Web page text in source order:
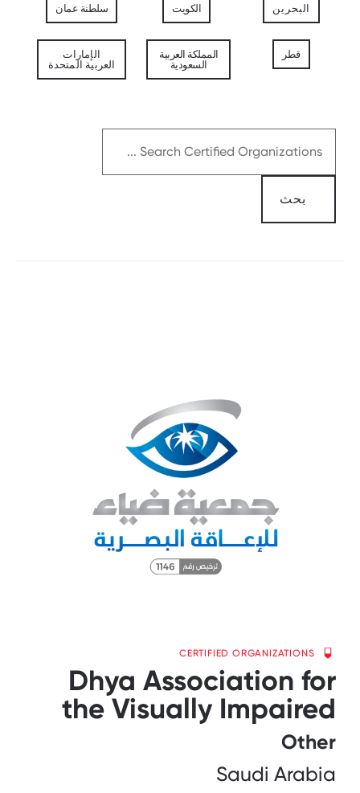
البحرين الكويت سلطنة عمان
قطر
المملكة العربية
السعودية
الإمارات
العربية المتحدة
CERTIFIED ORGANIZATIONS
Dhya Association for
the Visually Impaired
Other
Saudi Arabia